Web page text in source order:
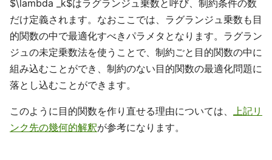
$\lambda _k$はラグランジュ乗数と呼び、制約条件の数
だけ定義されます。なおここでは、ラグランジュ乗数も目
的関数の中で最適化すべきパラメタとなります。ラグラン
ジュの未定乗数法を使うことで、制約ごと目的関数の中に
組み込むことができ、制約のない目的関数の最適化問題に
落とし込むことができます。
このように目的関数を作り直せる理由については、
上記リ
ンク先の幾何的解釈が参考になります。